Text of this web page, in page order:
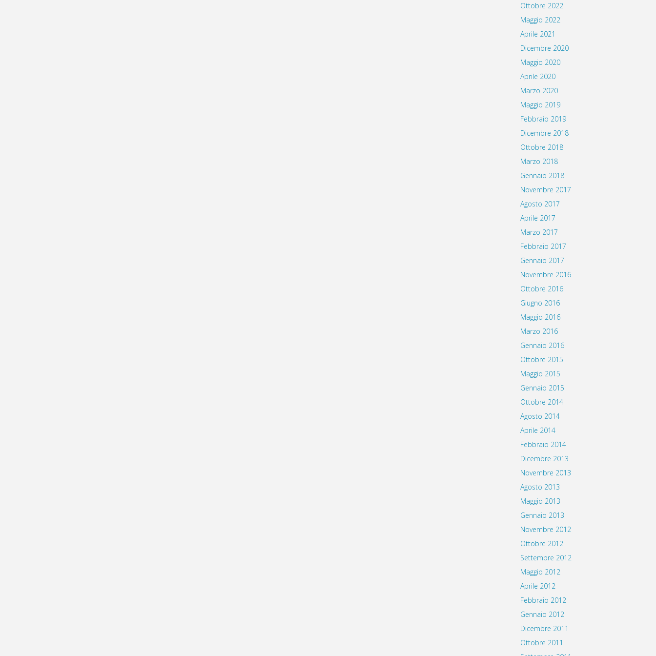
Ottobre 2022
Maggio 2022
Aprile 2021
Dicembre 2020
Maggio 2020
Aprile 2020
Marzo 2020
Maggio 2019
Febbraio 2019
Dicembre 2018
Ottobre 2018
Marzo 2018
Gennaio 2018
Novembre 2017
Agosto 2017
Aprile 2017
Marzo 2017
Febbraio 2017
Gennaio 2017
Novembre 2016
Ottobre 2016
Giugno 2016
Maggio 2016
Marzo 2016
Gennaio 2016
Ottobre 2015
Maggio 2015
Gennaio 2015
Ottobre 2014
Agosto 2014
Aprile 2014
Febbraio 2014
Dicembre 2013
Novembre 2013
Agosto 2013
Maggio 2013
Gennaio 2013
Novembre 2012
Ottobre 2012
Settembre 2012
Maggio 2012
Aprile 2012
Febbraio 2012
Gennaio 2012
Dicembre 2011
Ottobre 2011